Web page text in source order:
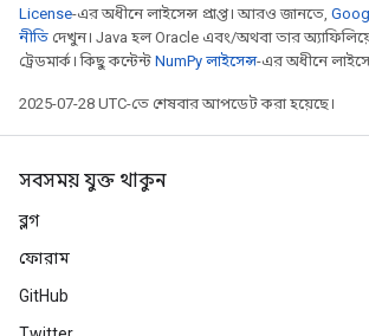
License-এর অধীনে লাইসেন্স প্রাপ্ত। আরও জানতে,
নীতি দেখুন। Java হল Oracle এবং/অথবা তার
ট্রেডমার্ক। কিছু কন্টেন্ট NumPy লাইসেন্স-এর অধীনে
2025-07-28 UTC-তে শেষবার আপডেট করা হয়েছে।
সবসময় যুক্ত থাকুন
ব্লগ
ফোরাম
GitHub